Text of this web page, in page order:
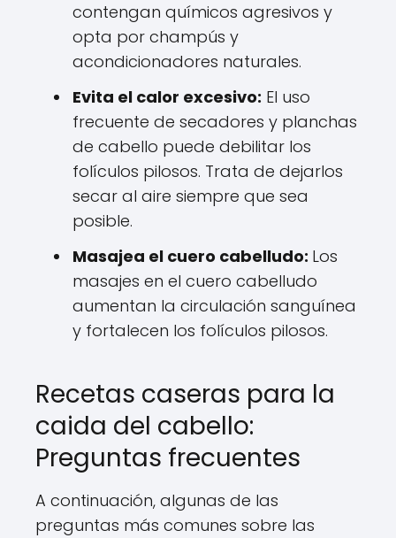
contengan químicos agresivos y
opta por champús y
acondicionadores naturales.
Evita el calor excesivo: El uso
frecuente de secadores y planchas
de cabello puede debilitar los
folículos pilosos. Trata de dejarlos
secar al aire siempre que sea
posible.
Masajea el cuero cabelludo: Los
masajes en el cuero cabelludo
aumentan la circulación sanguínea
y fortalecen los folículos pilosos.
Recetas caseras para la
caida del cabello:
Preguntas frecuentes
A continuación, algunas de las
preguntas más comunes sobre las